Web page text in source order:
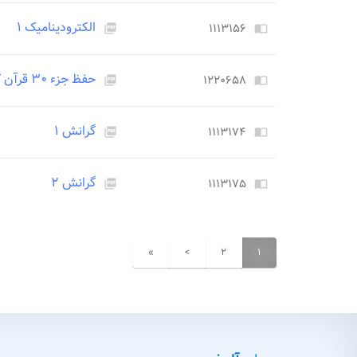
import_contacts ۱۱۱۳۱۵۶ picture_as_pdf الکترودینامیک ۱
import_contacts ۱۲۲۰۶۵۸ picture_as_pdf حفظ جزء ۳۰ قرآن کریم
import_contacts ۱۱۱۳۱۷۴ picture_as_pdf گرانش ۱
import_contacts ۱۱۱۳۱۷۵ picture_as_pdf گرانش ۲
۱ ۲ >
»